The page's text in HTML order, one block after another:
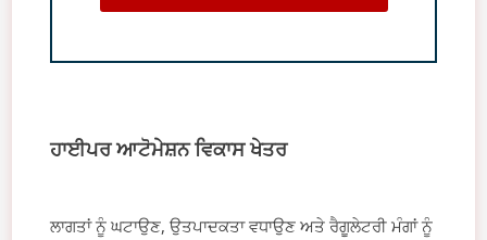
ਹਾਈਪਰ ਆਟੋਮੇਸ਼ਨ ਵਿਕਾਸ ਖੇਤਰ
ਲਾਗਤਾਂ ਨੂੰ ਘਟਾਉਣ, ਉਤਪਾਦਕਤਾ ਵਧਾਉਣ ਅਤੇ ਰੈਗੂਲੇਟਰੀ ਮੰਗਾਂ ਨੂੰ